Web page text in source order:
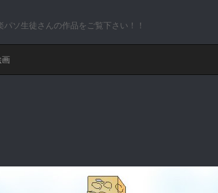
パソ生徒さんの作品をご覧下さい！！
画